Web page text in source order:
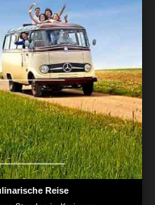
Reise